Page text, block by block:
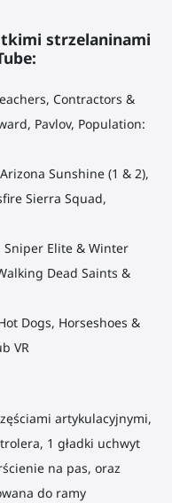
strzelaninami
Contractors &
Pavlov, Population:
Sunshine (1 & 2),
Sierra Squad,
Sniper Elite & Winter
Dead Saints &
Dogs, Horseshoes &
VR
artykulacyjnymi,
1 gładki uchwyt
na pas, oraz
do ramy